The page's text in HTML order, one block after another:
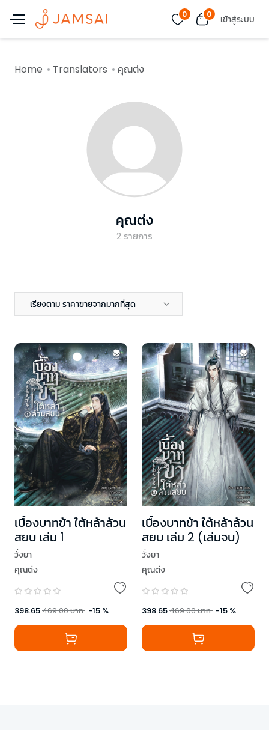
0 0 เข้าสู่ระบบ
Home Translators คุณต่ง
คุณต่ง
2รายการ
เรียงตาม ราคาขายจากมากที่สุด
เบื้องบาทข้า ใต้หล้าล้วน
สยบ เล่ม 1
วั่งยา
คุณต่ง
398.65469.00บาท -15 %
เบื้องบาทข้า ใต้หล้าล้วน
สยบ เล่ม 2 (เล่มจบ)
วั่งยา
คุณต่ง
398.65469.00บาท -15 %